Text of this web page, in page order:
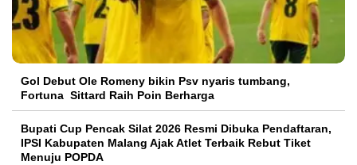
Gol Debut Ole Romeny bikin Psv nyaris tumbang,
Fortuna Sittard Raih Poin Berharga
Bupati Cup Pencak Silat 2026 Resmi Dibuka Pendaftaran,
IPSI Kabupaten Malang Ajak Atlet Terbaik Rebut Tiket
Menuju POPDA